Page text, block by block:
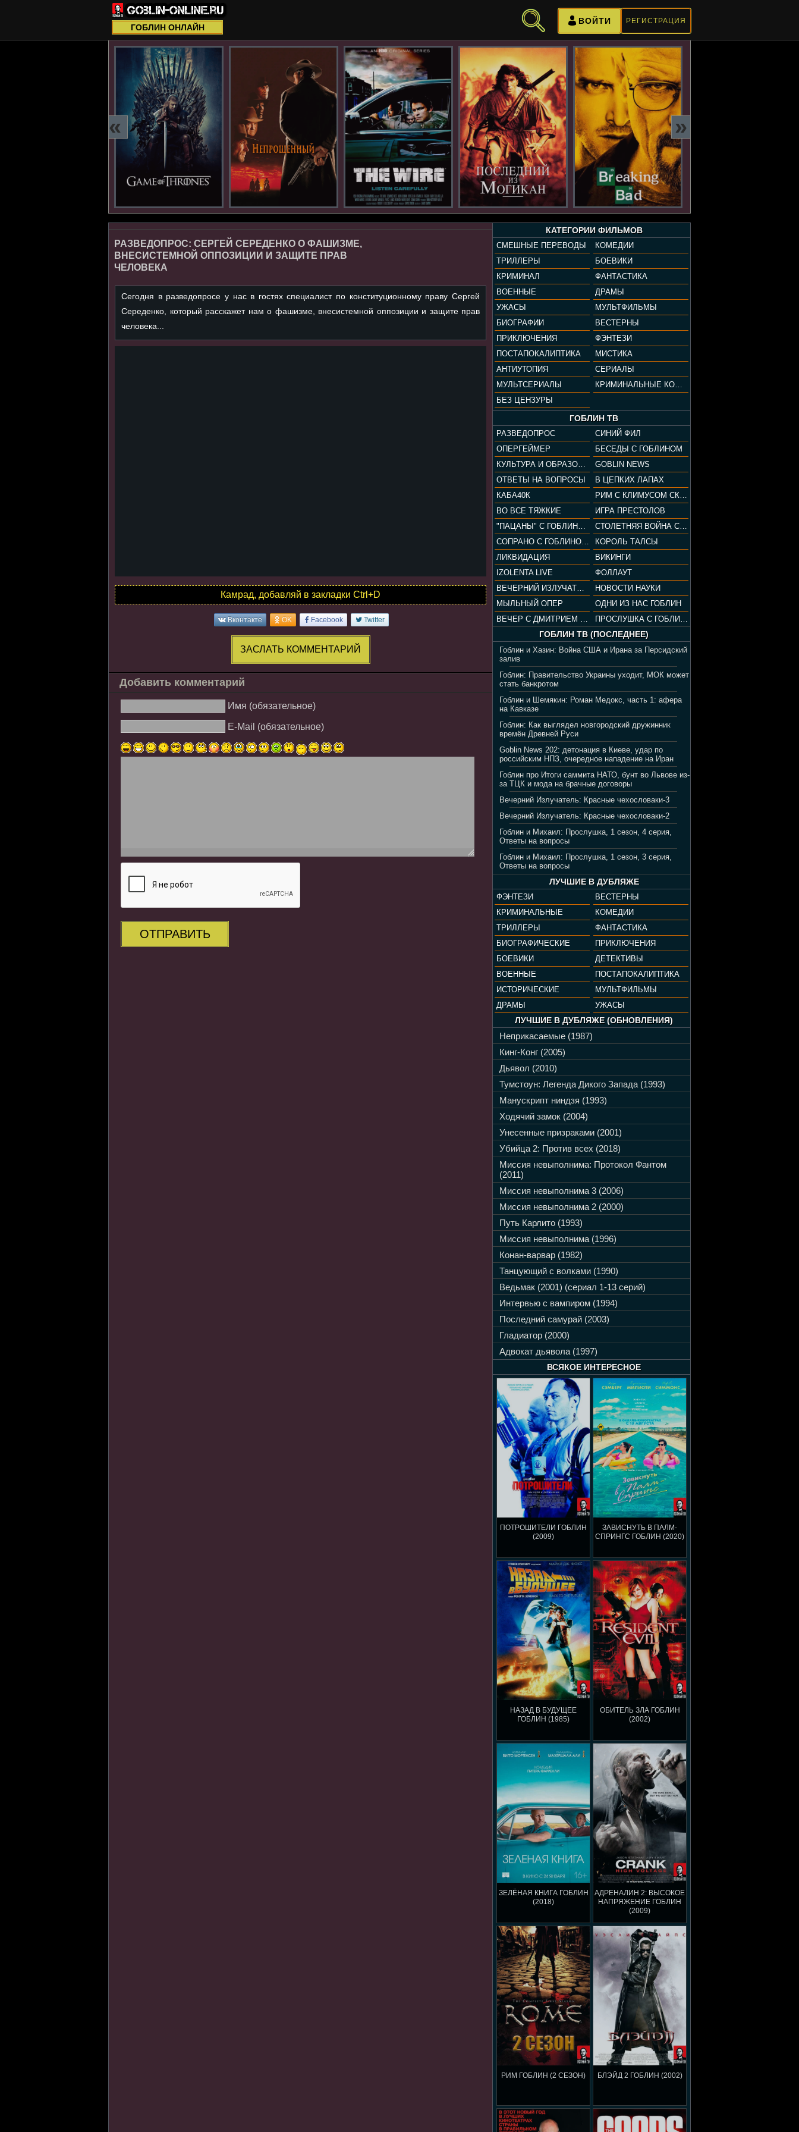
ГОБЛИН ОНЛАЙН
РЕГИСТРАЦИЯ
ВОЙТИ
« »
КАТЕГОРИИ ФИЛЬМОВ
СМЕШНЫЕ ПЕРЕВОДЫ
КОМЕДИИ
ТРИЛЛЕРЫ
БОЕВИКИ
КРИМИНАЛ
ФАНТАСТИКА
ВОЕННЫЕ
ДРАМЫ
УЖАСЫ
МУЛЬТФИЛЬМЫ
БИОГРАФИИ
ВЕСТЕРНЫ
ПРИКЛЮЧЕНИЯ
ФЭНТЕЗИ
ПОСТАПОКАЛИПТИКА
МИСТИКА
АНТИУТОПИЯ
СЕРИАЛЫ
МУЛЬТСЕРИАЛЫ
КРИМИНАЛЬНЫЕ КОМЕДИИ
БЕЗ ЦЕНЗУРЫ
ГОБЛИН ТВ
РАЗВЕДОПРОС
СИНИЙ ФИЛ
ОПЕРГЕЙМЕР
БЕСЕДЫ С ГОБЛИНОМ
КУЛЬТУРА И ОБРАЗОВАНИЕ
GOBLIN NEWS
ОТВЕТЫ НА ВОПРОСЫ
В ЦЕПКИХ ЛАПАХ
КАБА40К
РИМ С КЛИМУСОМ СКАРАБЕУСОМ
ВО ВСЕ ТЯЖКИЕ
ИГРА ПРЕСТОЛОВ
"ПАЦАНЫ" С ГОБЛИНОМ
СТОЛЕТНЯЯ ВОЙНА С КЛИМОМ ЖУКОВЫМ И ГОБЛИНОМ
СОПРАНО С ГОБЛИНОМ (РАЗБОР СЕРИАЛА)
КОРОЛЬ ТАЛСЫ
ЛИКВИДАЦИЯ
ВИКИНГИ
IZOLENTA LIVE
ФОЛЛАУТ
ВЕЧЕРНИЙ ИЗЛУЧАТЕЛЬ
НОВОСТИ НАУКИ
МЫЛЬНЫЙ ОПЕР
ОДНИ ИЗ НАС ГОБЛИН
ВЕЧЕР С ДМИТРИЕМ ПУЧКОВЫМ
ПРОСЛУШКА С ГОБЛИНОМ
ГОБЛИН ТВ (ПОСЛЕДНЕЕ)
Гоблин и Хазин: Война США и Ирана за Персидский
залив
Гоблин: Правительство Украины уходит, МОК может
стать банкротом
Гоблин и Шемякин: Роман Медокс, часть 1: афера
на Кавказе
Гоблин: Как выглядел новгородский дружинник
времён Древней Руси
Goblin News 202: детонация в Киеве, удар по
российским НПЗ, очередное нападение на Иран
Гоблин про Итоги саммита НАТО, бунт во Львове из-
за ТЦК и мода на брачные договоры
Вечерний Излучатель: Красные чехословаки-3
Вечерний Излучатель: Красные чехословаки-2
Гоблин и Михаил: Прослушка, 1 сезон, 4 серия,
Ответы на вопросы
Гоблин и Михаил: Прослушка, 1 сезон, 3 серия,
Ответы на вопросы
ЛУЧШИЕ В ДУБЛЯЖЕ
ФЭНТЕЗИ
ВЕСТЕРНЫ
КРИМИНАЛЬНЫЕ
КОМЕДИИ
ТРИЛЛЕРЫ
ФАНТАСТИКА
БИОГРАФИЧЕСКИЕ
ПРИКЛЮЧЕНИЯ
БОЕВИКИ
ДЕТЕКТИВЫ
ВОЕННЫЕ
ПОСТАПОКАЛИПТИКА
ИСТОРИЧЕСКИЕ
МУЛЬТФИЛЬМЫ
ДРАМЫ
УЖАСЫ
ЛУЧШИЕ В ДУБЛЯЖЕ (ОБНОВЛЕНИЯ)
Неприкасаемые (1987)
Кинг-Конг (2005)
Дьявол (2010)
Тумстоун: Легенда Дикого Запада (1993)
Манускрипт ниндзя (1993)
Ходячий замок (2004)
Унесенные призраками (2001)
Убийца 2: Против всех (2018)
Миссия невыполнима: Протокол Фантом
(2011)
Миссия невыполнима 3 (2006)
Миссия невыполнима 2 (2000)
Путь Карлито (1993)
Миссия невыполнима (1996)
Конан-варвар (1982)
Танцующий с волками (1990)
Ведьмак (2001) (сериал 1-13 серий)
Интервью с вампиром (1994)
Последний самурай (2003)
Гладиатор (2000)
Адвокат дьявола (1997)
ВСЯКОЕ ИНТЕРЕСНОЕ
ПОТРОШИТЕЛИ ГОБЛИН
(2009)
ЗАВИСНУТЬ В ПАЛМ-
СПРИНГС ГОБЛИН (2020)
НАЗАД В БУДУЩЕЕ
ГОБЛИН (1985)
ОБИТЕЛЬ ЗЛА ГОБЛИН
(2002)
ЗЕЛЁНАЯ КНИГА ГОБЛИН
(2018)
АДРЕНАЛИН 2: ВЫСОКОЕ
НАПРЯЖЕНИЕ ГОБЛИН
(2009)
РИМ ГОБЛИН (2 СЕЗОН) БЛЭЙД 2 ГОБЛИН (2002)
РАЗВЕДОПРОС: СЕРГЕЙ СЕРЕДЕНКО О ФАШИЗМЕ,
ВНЕСИСТЕМНОЙ ОППОЗИЦИИ И ЗАЩИТЕ ПРАВ
ЧЕЛОВЕКА
Сегодня в разведопросе у нас в гостях специалист по конституционному праву Сергей
Середенко, который расскажет нам о фашизме, внесистемной оппозиции и защите прав
человека...
Камрад, добавляй в закладки Ctrl+D
Вконтакте OK Facebook Twitter
ЗАСЛАТЬ КОММЕНТАРИЙ
Добавить комментарий
Имя (обязательное)
E-Mail (обязательное)
ОТПРАВИТЬ